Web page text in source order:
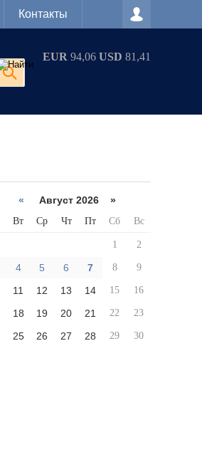
Контакты
EUR 94,06 USD 81,41
« Август 2026 »
Вт Ср Чт Пт Сб Вс
1 2
4 5 6 7 8 9
11 12 13 14 15 16
18 19 20 21 22 23
25 26 27 28 29 30